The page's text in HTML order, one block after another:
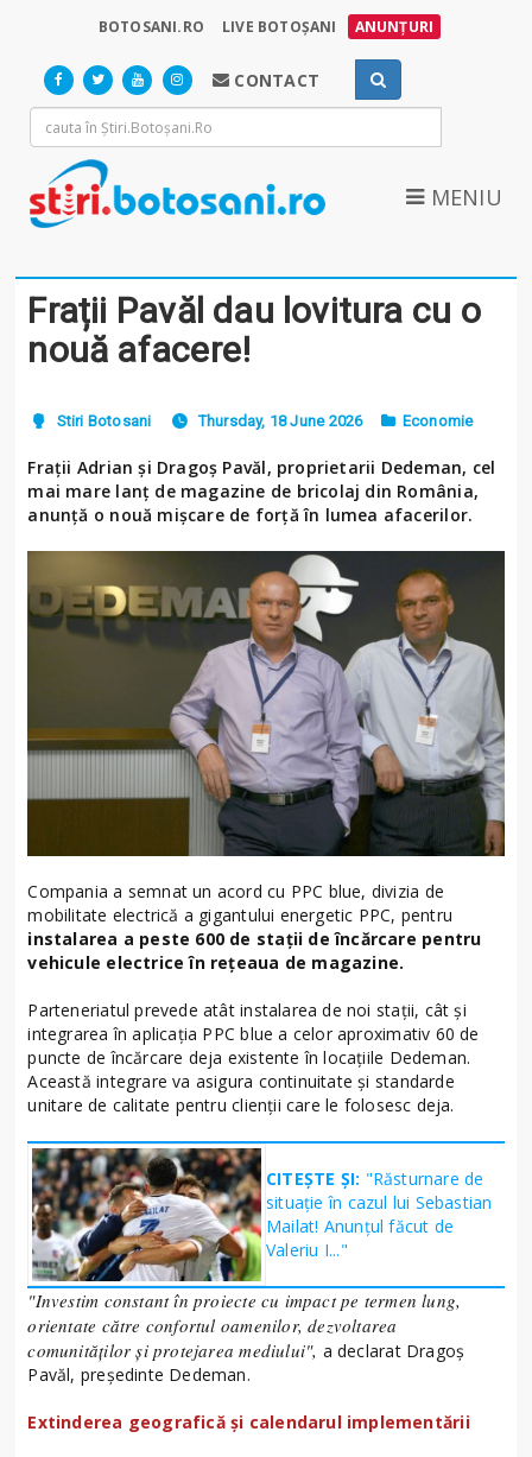
BOTOSANI.RO LIVE BOTOȘANI ANUNȚURI
CONTACT
MENIU
Frații Pavăl dau lovitura cu o
nouă afacere!
Stiri Botosani Thursday, 18 June 2026 Economie
Frații Adrian și Dragoș Pavăl, proprietarii Dedeman, cel
mai mare lanț de magazine de bricolaj din România,
anunță o nouă mișcare de forță în lumea afacerilor.
Compania a semnat un acord cu PPC blue, divizia de
mobilitate electrică a gigantului energetic PPC, pentru
instalarea a peste 600 de stații de încărcare pentru
vehicule electrice în rețeaua de magazine.
Parteneriatul prevede atât instalarea de noi stații, cât și
integrarea în aplicația PPC blue a celor aproximativ 60 de
puncte de încărcare deja existente în locațiile Dedeman.
Această integrare va asigura continuitate și standarde
unitare de calitate pentru clienții care le folosesc deja.
CITEȘTE ȘI: "Răsturnare de
situație în cazul lui Sebastian
Mailat! Anunțul făcut de
Valeriu I..."
"Investim constant în proiecte cu impact pe termen lung,
orientate către confortul oamenilor, dezvoltarea
comunităților și protejarea mediului", a declarat Dragoș
Pavăl, președinte Dedeman.
Extinderea geografică și calendarul implementării